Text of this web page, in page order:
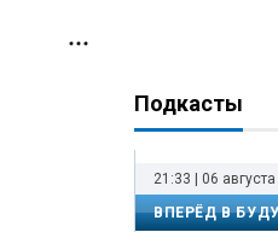
Подкасты
21:33 | 06
ВПЕРЁД В